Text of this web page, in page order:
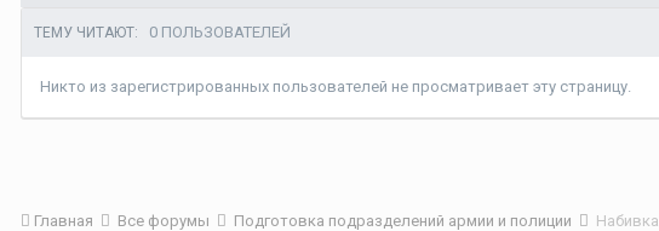
ТЕМУ ЧИТАЮТ: 0 ПОЛЬЗОВАТЕЛЕЙ
Никто из зарегистрированных пользователей не просматривает эту страницу.
Главная Все форумы Подготовка подразделений армии и полиции Набивка